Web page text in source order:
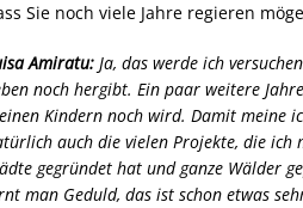
Sie noch viele Jahre regieren
Amiratu: Ja, das werde ich
noch hergibt. Ein paar weitere
Kindern noch wird. Damit meine
auch die vielen Projekte, die ich
gegründet hat und ganze Wälder
man Geduld, das ist schon etwas